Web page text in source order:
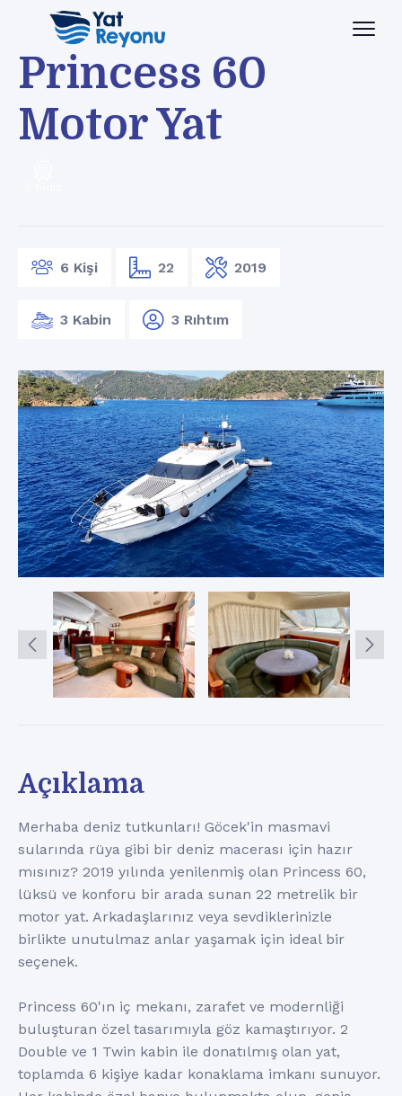
Princess 60
Motor Yat
6 Kişi 22 2019
3 Kabin 3 Rıhtım
Açıklama
Merhaba deniz tutkunları! Göcek'in masmavi
sularında rüya gibi bir deniz macerası için hazır
mısınız? 2019 yılında yenilenmiş olan Princess 60,
lüksü ve konforu bir arada sunan 22 metrelik bir
motor yat. Arkadaşlarınız veya sevdiklerinizle
birlikte unutulmaz anlar yaşamak için ideal bir
seçenek.
Princess 60'ın iç mekanı, zarafet ve modernliği
buluşturan özel tasarımıyla göz kamaştırıyor. 2
Double ve 1 Twin kabin ile donatılmış olan yat,
toplamda 6 kişiye kadar konaklama imkanı sunuyor.